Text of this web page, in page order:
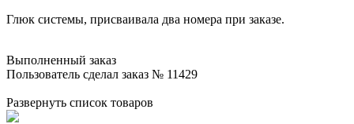
Глюк системы, присваивала два номера при заказе.
Выполненный заказ
Пользователь сделал заказ № 11429
Развернуть список товаров